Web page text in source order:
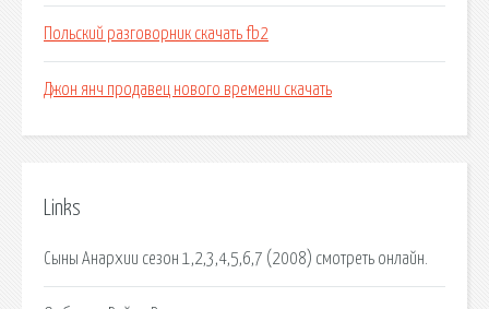
Польский разговорник скачать fb2
Джон янч продавец нового времени скачать
Links
Сыны Анархии сезон 1,2,3,4,5,6,7 (2008) смотреть онлайн.